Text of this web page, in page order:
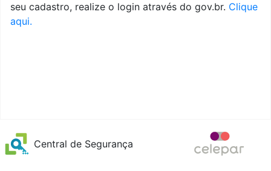
seu cadastro, realize o login através do gov.br. Clique
aqui.
Central de Segurança